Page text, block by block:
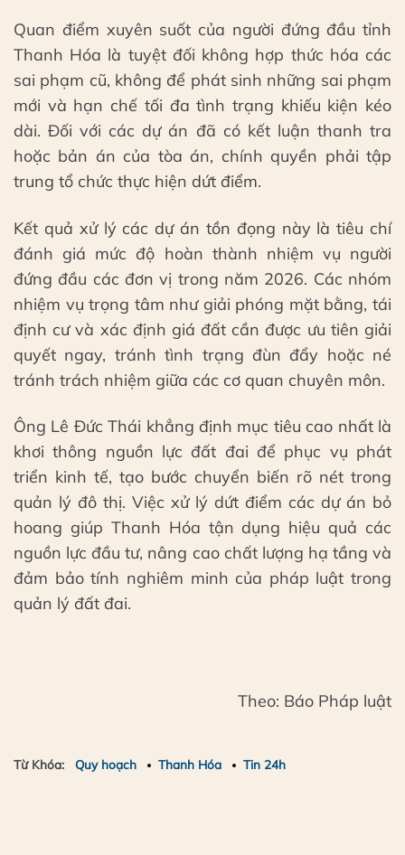
Quan điểm xuyên suốt của người đứng đầu tỉnh
Thanh Hóa là tuyệt đối không hợp thức hóa các
sai phạm cũ, không để phát sinh những sai phạm
mới và hạn chế tối đa tình trạng khiếu kiện kéo
dài. Đối với các dự án đã có kết luận thanh tra
hoặc bản án của tòa án, chính quyền phải tập
trung tổ chức thực hiện dứt điểm.
Kết quả xử lý các dự án tồn đọng này là tiêu chí
đánh giá mức độ hoàn thành nhiệm vụ người
đứng đầu các đơn vị trong năm 2026. Các nhóm
nhiệm vụ trọng tâm như giải phóng mặt bằng, tái
định cư và xác định giá đất cần được ưu tiên giải
quyết ngay, tránh tình trạng đùn đẩy hoặc né
tránh trách nhiệm giữa các cơ quan chuyên môn.
Ông Lê Đức Thái khẳng định mục tiêu cao nhất là
khơi thông nguồn lực đất đai để phục vụ phát
triển kinh tế, tạo bước chuyển biến rõ nét trong
quản lý đô thị. Việc xử lý dứt điểm các dự án bỏ
hoang giúp Thanh Hóa tận dụng hiệu quả các
nguồn lực đầu tư, nâng cao chất lượng hạ tầng và
đảm bảo tính nghiêm minh của pháp luật trong
quản lý đất đai.
Theo: Báo Pháp luật
Từ Khóa: Quy hoạch Thanh Hóa Tin 24h